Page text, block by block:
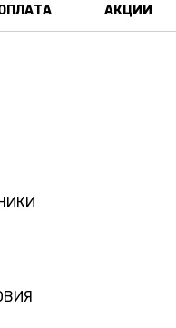
АКЦИИ